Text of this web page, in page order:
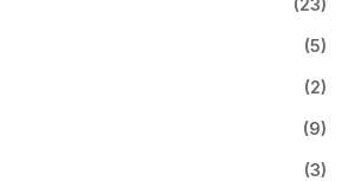
(5)
(2)
(9)
(3)